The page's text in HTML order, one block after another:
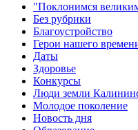
"Поклонимся
Без рубрики
Благоустройство
Герои нашего
Даты
Здоровье
Конкурсы
Люди земли
Молодое поколение
Новость дня